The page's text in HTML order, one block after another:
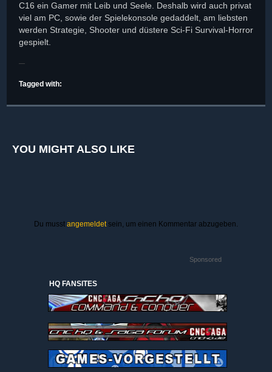
C16 ein Gamer mit Leib und Seele. Deshalb wird auch privat
viel am PC, sowie der Spielekonsole gedaddelt, am liebsten
werden Strategie, Shooter und düstere Sci-Fi Survival-Horror
gespielt.
Tagged with:
YOU MIGHT ALSO LIKE
Du musst angemeldetsein, um einen Kommentar abzugeben.
Sponsored
HQ FANSITES